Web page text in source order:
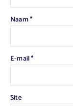
Naam*
E-mail*
Site